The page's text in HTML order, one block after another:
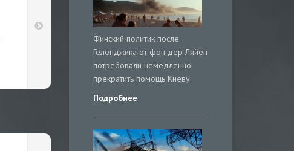
Финский политик после
Геленджика от фон дер Ляйен
потребовали немедленно
прекратить помощь Киеву
Подробнее